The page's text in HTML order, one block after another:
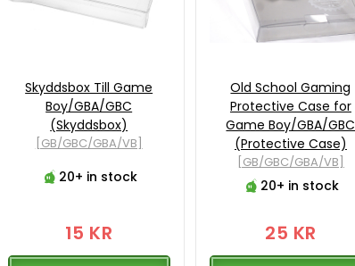
Skyddsbox Till Game
Boy/GBA/GBC
(Skyddsbox)
[GB/GBC/GBA/VB]
20+ in stock
15 KR
Old School Gaming
Protective Case for
Game Boy/GBA/GBC
(Protective Case)
[GB/GBC/GBA/VB]
20+ in stock
25 KR